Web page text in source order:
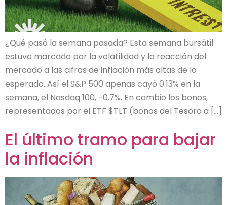
¿Qué pasó la semana pasada? Esta semana bursátil
estuvo marcada por la volatilidad y la reacción del
mercado a las cifras de inflación más altas de lo
esperado. Así el S&P 500 apenas cayó 0.13% en la
semana, el Nasdaq 100, -0.7%. En cambio los bonos,
representados por el ETF $TLT (bonos del Tesoro a […]
El último tramo para bajar
la inflación